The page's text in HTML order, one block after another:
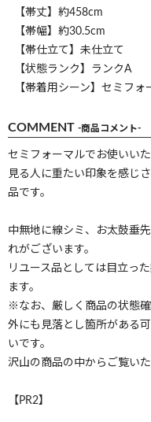
【帯丈】約458cm
【帯幅】約30.5cm
【帯仕立て】未仕立て
【状態ランク】ランクA
【帯着用シーン】セミフォ
COMMENT -商品コメント-
セミフォーマルでお使いい
見る人に重たい印象を感じ
品です。
中無地に線シミ、お太鼓垂
れがございます。
リユース品としては目立っ
ます。
※なお、厳しく商品の状態
外にも見落とし箇所がある
いです。
沢山の商品の中からご覧い
【PR2】